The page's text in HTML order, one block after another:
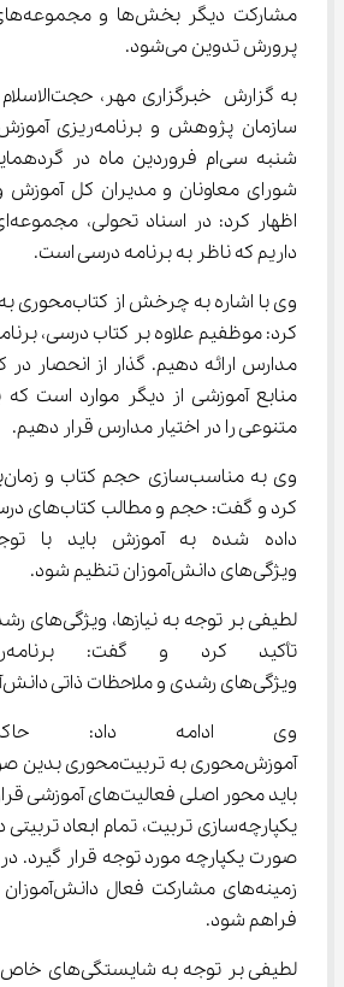
پرورش تدوین می‌شود.
به گزارش
سازمان پژوهش و
شنبه سی‌ام فروردین ماه در
داریم که ناظر به برنامه درسی است.
منابع آموزشی از دیگر موارد است که
متنوعی را در اختیار مدارس قرار دهیم.
کرد و گفت:
ویژگی‌های دانش‌آموزان تنظیم شود.
لطیفی بر توجه
ویژگی‌های رشدی و ملاحظات ذاتی دانش‌آموزان صورت گیرد.
وی ادامه داد:
آموزش‌محوری به
باید محور اصلی
زمینه‌های
فراهم شود.